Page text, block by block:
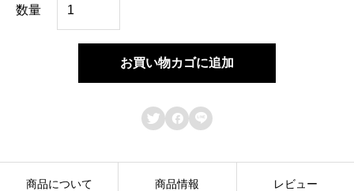
数量
通
お買い物カゴに追加
  
商品について 商品情報 レビュー